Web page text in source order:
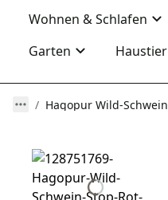
Wohnen & Schlafen
Garten
Haustier